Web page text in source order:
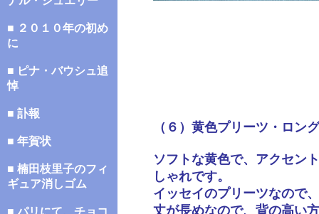
■ ２０１０年の初め
に
■ ピナ・バウシュ追
悼
■ 訃報
■ 年賀状
■ 楠田枝里子のフィ
ギュア消しゴム
■ パリにて、チョコ
（６）黄色プリーツ・ロン
ソフトな黄色で、アクセン
しゃれです。
イッセイのプリーツなので
丈が長めなので、背の高い